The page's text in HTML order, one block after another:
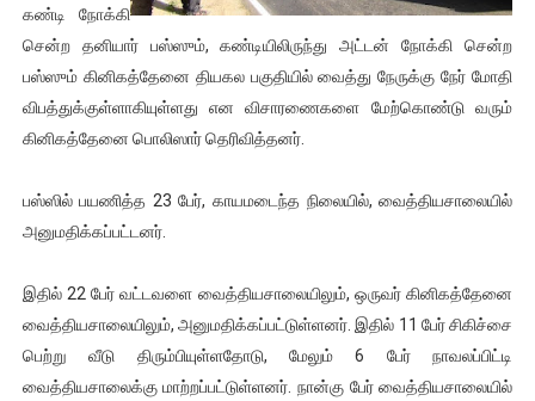
தியாகதீபம் லெப்.கேணல் திலீபன், கேணல் சங்கர் ஆகியோரின்
ஐ.நா முன்றலில் சீரற்ற காலநிலையிலும் தமிழின அழிப்பிற்கு
இளையராஜா – கமல் அவசர சந்திப்பு (படங்கள், விடியோ)
32 CM விநோத கன்றுக்குட்டி! (வீடியோ)
வலிமை தான் அஜித் திரைப்பயணத்திலே அதிக காலெக்ஷன் செய்த
கண்டி நோக்கி
சென்ற தனியார் பஸ்ஸும், கண்டியிலிருந்து அட்டன் நோக்கி சென்ற
பஸ்ஸும் கினிகத்தேனை தியகல பகுதியில் வைத்து நேருக்கு நேர் மோதி
விபத்துக்குள்ளாகியுள்ளது என விசாரணைகளை மேற்கொண்டு வரும்
கினிகத்தேனை பொலிஸார் தெரிவித்தனர்.
பஸ்ஸில் பயணித்த 23 பேர், காயமடைந்த நிலையில், வைத்தியசாலையில்
அனுமதிக்கப்பட்டனர்.
இதில் 22 பேர் வட்டவளை வைத்தியசாலையிலும், ஒருவர் கினிகத்தேனை
வைத்தியசாலையிலும், அனுமதிக்கப்பட்டுள்ளனர். இதில் 11 பேர் சிகிச்சை
பெற்று வீடு திரும்பியுள்ளதோடு, மேலும் 6 பேர் நாவலப்பிட்டி
வைத்தியசாலைக்கு மாற்றப்பட்டுள்ளனர். நான்கு பேர் வைத்தியசாலையில்